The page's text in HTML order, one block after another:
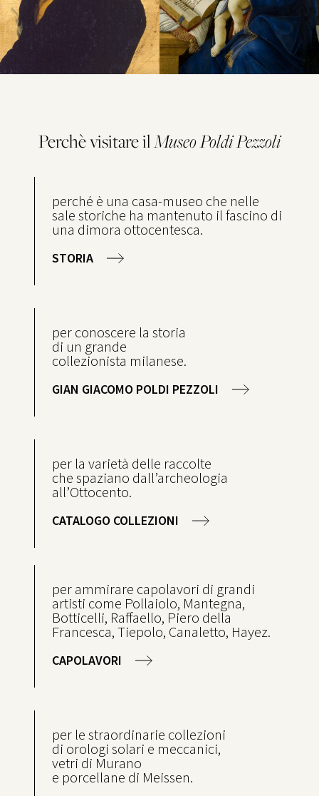
Perchè visitare ilMuseoPoldi Pezzoli
perché è una casa-museo che nelle
sale storiche ha mantenuto il fascino di
una dimora ottocentesca.
STORIA
per conoscere la storia
di un grande
collezionista milanese.
GIAN GIACOMO POLDI PEZZOLI
per la varietà delle raccolte
che spaziano dall’archeologia
all’Ottocento.
CATALOGO COLLEZIONI
per ammirare capolavori di grandi
artisti come Pollaiolo, Mantegna,
Botticelli, Raffaello, Piero della
Francesca, Tiepolo, Canaletto, Hayez.
CAPOLAVORI
per le straordinarie collezioni
di orologi solari e meccanici,
vetri di Murano
e porcellane di Meissen.